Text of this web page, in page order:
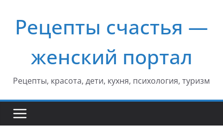
содержимому
Рецепты счастья —
женский портал
Рецепты, красота, дети, кухня, психология, туризм